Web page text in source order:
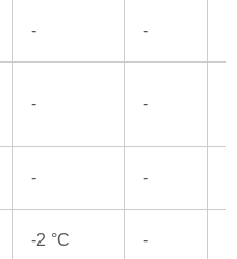
- -
- -
- -
-2 °C -